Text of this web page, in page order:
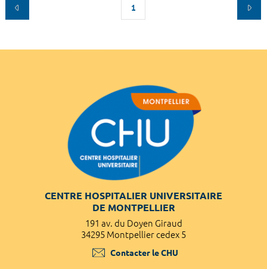
1
CENTRE HOSPITALIER UNIVERSITAIRE
DE MONTPELLIER
191 av. du Doyen Giraud
34295 Montpellier cedex 5
Contacter le CHU